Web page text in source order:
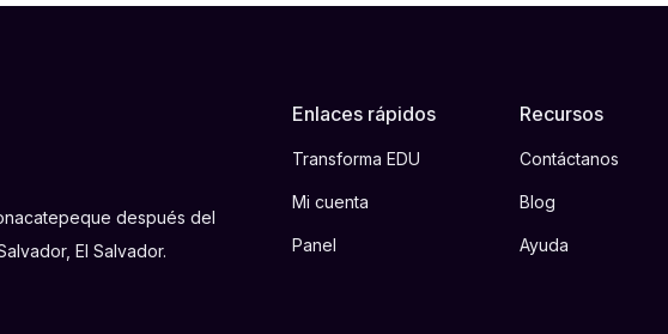
después del
El Salvador.
Enlaces rápidos
Transforma EDU
Mi cuenta
Panel
Recursos
Contáctanos
Blog
Ayuda